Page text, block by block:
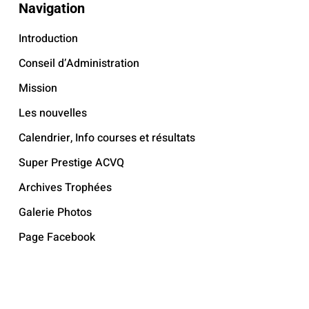
Navigation
Introduction
Conseil d’Administration
Mission
Les nouvelles
Calendrier, Info courses et résultats
Super Prestige ACVQ
Archives Trophées
Galerie Photos
Page Facebook